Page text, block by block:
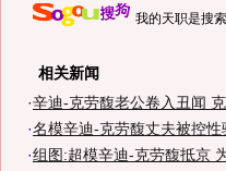
我的天职是搜索
相关新闻
·辛迪-克劳馥老公卷入丑闻
·名模辛迪-克劳馥丈夫被控性
·组图:超模辛迪-克劳馥抵京